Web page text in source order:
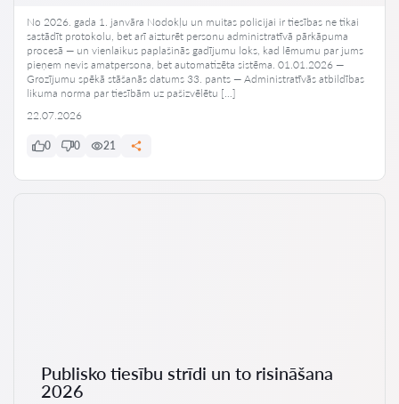
No 2026. gada 1. janvāra Nodokļu un muitas policijai ir tiesības ne tikai
sastādīt protokolu, bet arī aizturēt personu administratīvā pārkāpuma
procesā — un vienlaikus paplašinās gadījumu loks, kad lēmumu par jums
pieņem nevis amatpersona, bet automatizēta sistēma. 01.01.2026 —
Grozījumu spēkā stāšanās datums 33. pants — Administratīvās atbildības
likuma norma par tiesībām uz pašizvēlētu […]
22.07.2026
0 0 21
Publisko tiesību strīdi un to risināšana
2026